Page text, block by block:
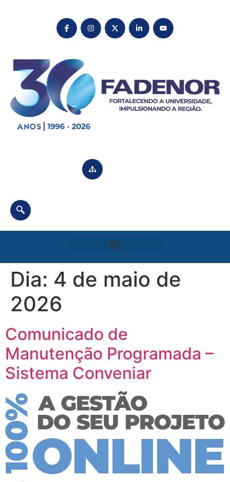
Dia: 4 de maio de
2026
Comunicado de
Manutenção Programada –
Sistema Conveniar